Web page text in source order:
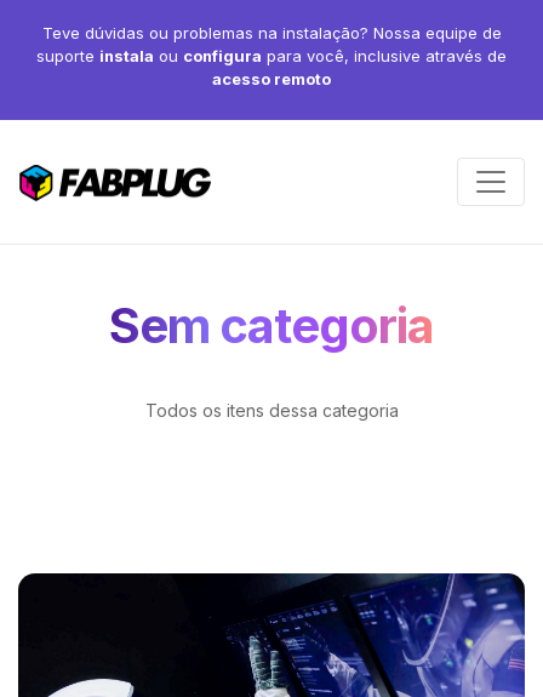
Teve dúvidas ou problemas na instalação? Nossa equipe de
suporte instala ou configura para você, inclusive através de
acesso remoto
Sem categoria
Todos os itens dessa categoria